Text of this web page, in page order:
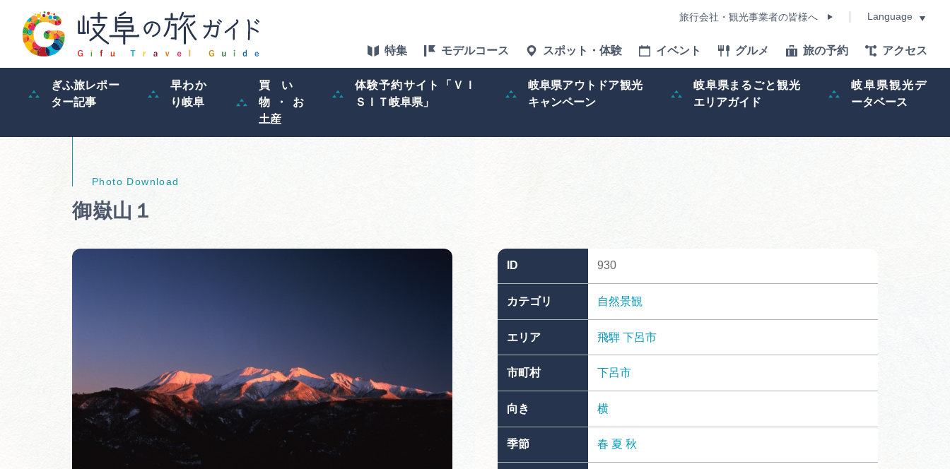
旅行会社・観光事業者の皆様へ Language
特集 モデルコース スポット・体験 イベント グルメ 旅の予約 アクセス
ぎふ旅レポー
ター記事
早わか
り岐阜
買い
物・お
土産
体験予約サイト「ＶＩ
ＳＩＴ岐阜県」
岐阜県アウトドア観光
キャンペーン
岐阜県まるごと観光
エリアガイド
岐阜県観光デ
ータベース
岐阜県アウトドア観光キャン
ペーン
イド
岐阜県観光データベース
御嶽山１
ID 930
カテゴリ 自然景観
エリア 飛騨 下呂市
市町村 下呂市
向き 横
季節 春 夏 秋